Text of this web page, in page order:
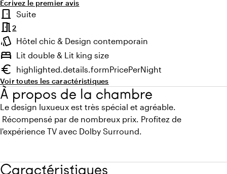
Écrivez le premier avis
Points forts
door_front
Type de chambre
Suite
meeting_room2
style
Ambiance
Hôtel chic & Design contemporain
bed Lit double & Lit king size
euro
Prix minimum
highlighted.details.formPricePerNight
Voir toutes les caractéristiques
À propos de la chambre
Le design luxueux est très spécial et agréable.
Récompensé par de nombreux prix. Profitez de
l'expérience TV avec Dolby Surround.
Caractéristiques